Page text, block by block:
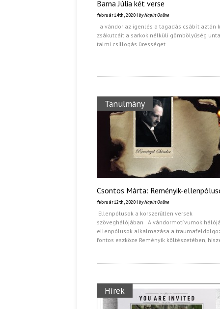
Barna Júlia két verse
február 14th, 2020 | by Napút Online
a vándor az igenlés a tagadás csábít aztán
zsákutcáit a sarkok nélküli gömbölyűség
talmi csillogás ürességet
Tanulmány
Csontos Márta: Reményik-
február 12th, 2020 | by Napút Online
Ellenpólusok a korszerűtlen versek
szöveghálójában A vándormotívumok
ellenpólusok alkalmazása a
fontos eszköze Reményik költészetében,
Hírek
Káplán Géza: Erotikai